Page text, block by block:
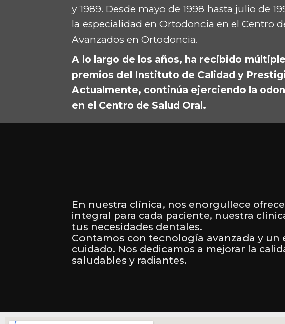
y 1989. Desde mayo de 1998 hasta julio de
la especialidad en Ortodoncia en el Centro
Avanzados en Ortodoncia.
A lo largo de los años, ha recibido
premios del Instituto de Calidad y
Actualmente, continúa ejerciendo la
en el Centro de Salud Oral.
En nuestra clínica, nos enorgullece
integral para cada paciente, nuestra
tus necesidades dentales.
Contamos con tecnología avanzada y
cuidado. Nos dedicamos a mejorar la
saludables y radiantes.